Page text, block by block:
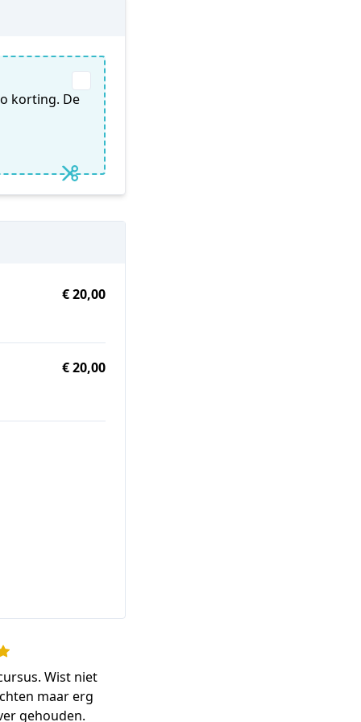
korting. De
€ 20,00
€ 20,00
Wist niet
maar erg
gehouden.